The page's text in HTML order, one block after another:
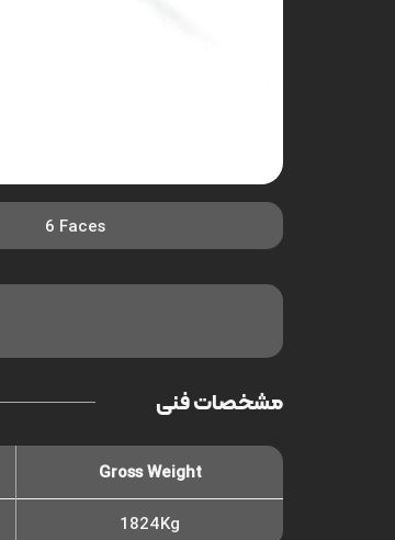
6 Faces
مشخصات فنی
Gross Weight
1824Kg